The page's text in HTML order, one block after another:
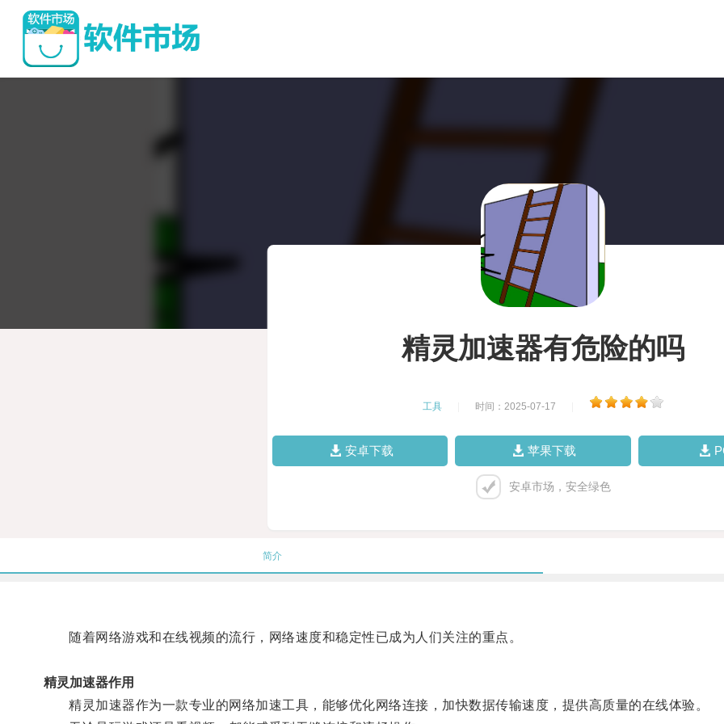
精灵加速器有危险的吗
工具 时间：2025-07-17
安卓下载 苹果下载
安卓市场，安全绿色
简介
随着网络游戏和在线视频的流行，网络速度和稳定性已成为人们关注的重点。
精灵加速器作用
精灵加速器作为一款专业的网络加速工具，能够优化网络连接，加快数据传输速度，提供高质量的在线体验。